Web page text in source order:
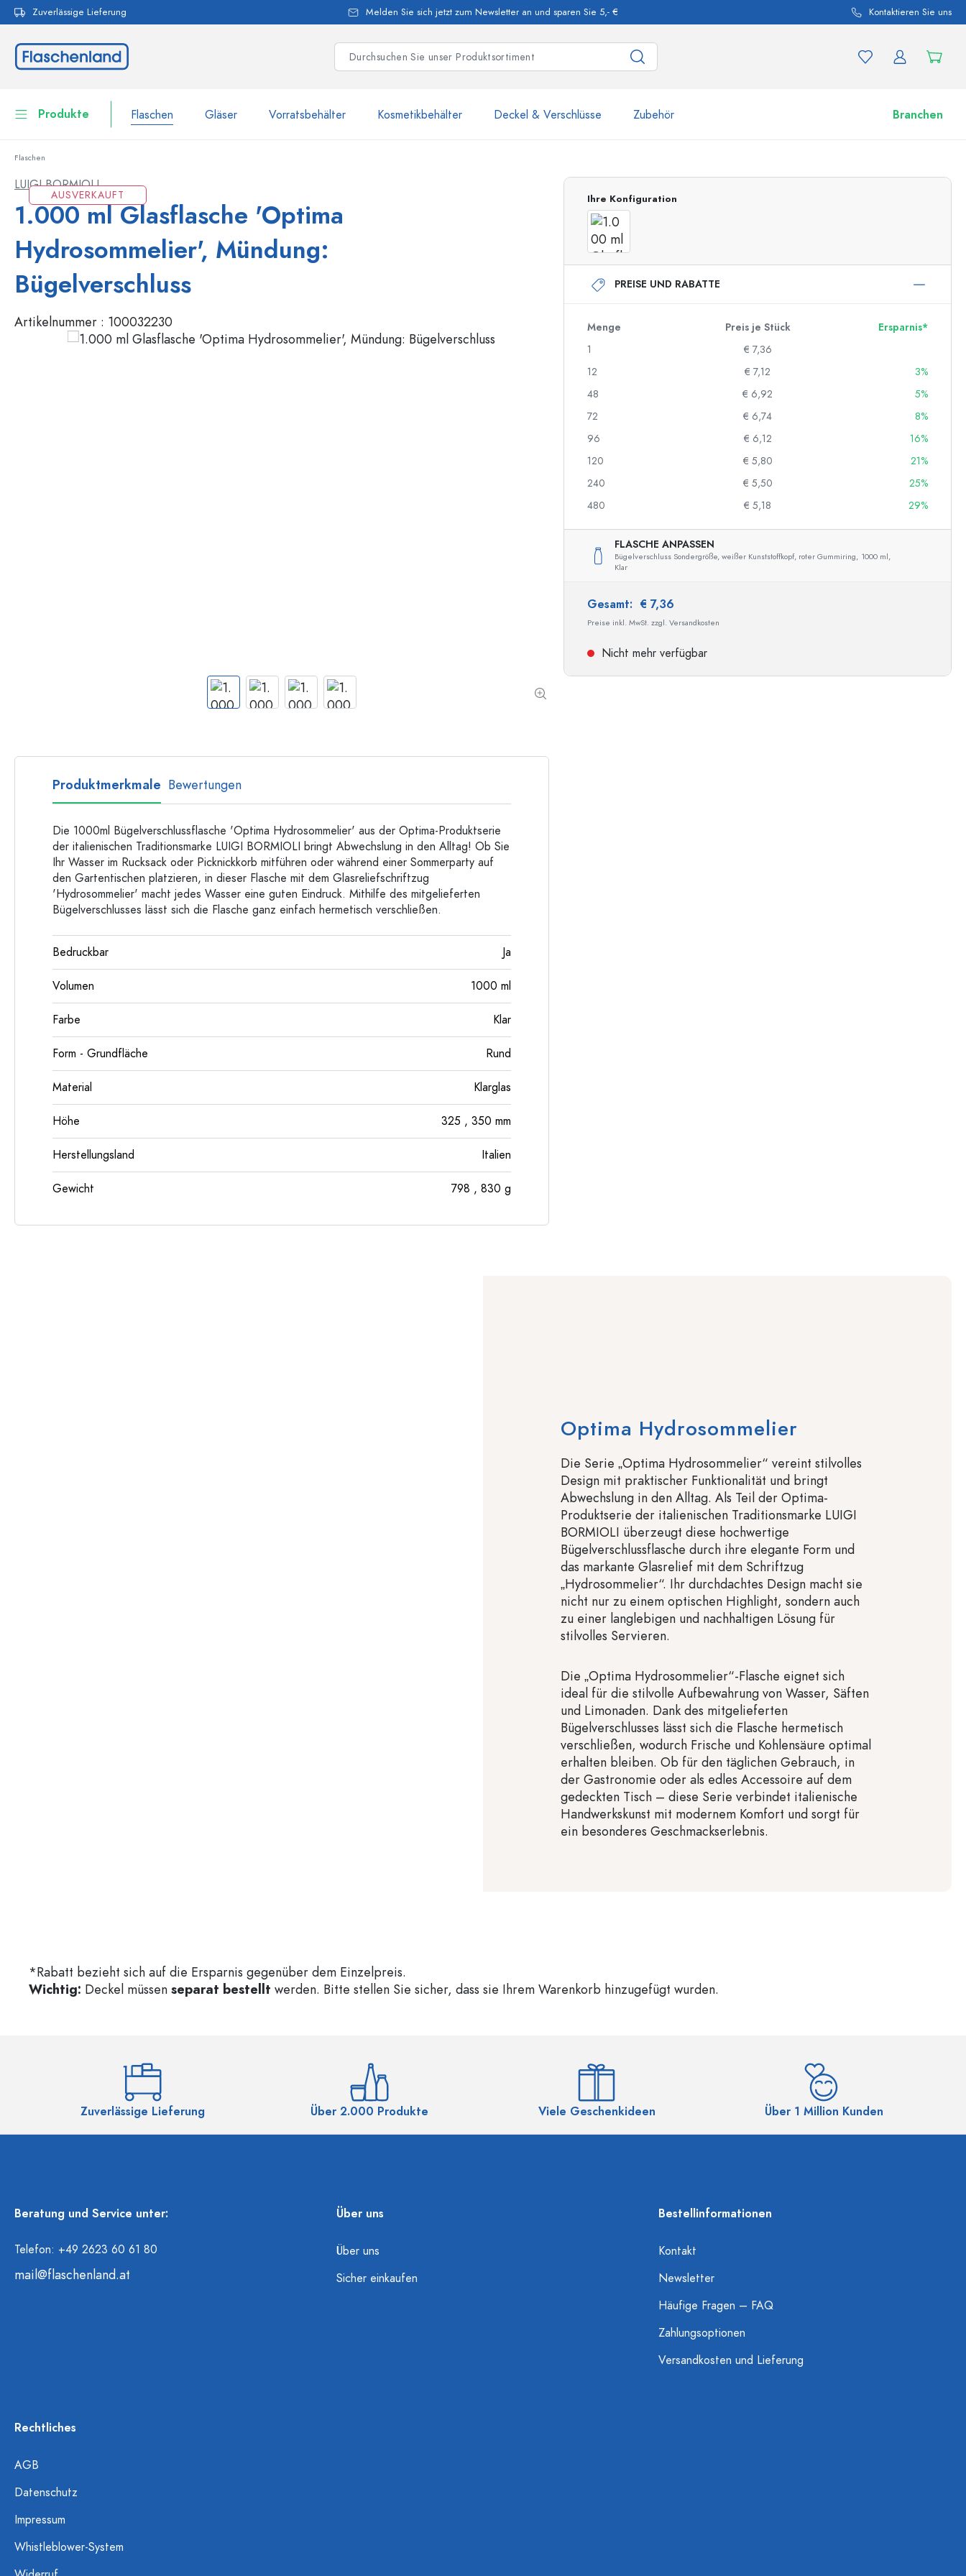
Zur Hauptnavigation springen
Zuverlässige Lieferung Melden Sie sich jetzt zum Newsletter an und sparen Sie 5,- € Kontaktieren Sie uns
Produkte Flaschen Gläser Vorratsbehälter Kosmetikbehälter Deckel & Verschlüsse Zubehör Branchen
Gläser
Kunststoffbehälter
Flaschen nach Marke
WECK-Flaschen
750 ml Flaschen
1000 ml Flaschen
Airless Dispenser
Einmachflaschen
Flaschen mit Motiv
Weihnachtsflaschen
Dekorative Flaschen
Mehrkantflaschen
Zylinderflaschen
Zu den Gläsern
Flaschen
LUIGI BORMIOLI
1.000 ml Glasflasche 'Optima
Hydrosommelier', Mündung:
Bügelverschluss
Artikelnummer : 100032230
AUSVERKAUFT Ihre Konfiguration
PREISE UND RABATTE
Menge Preis je Stück
Ersparnis*
1
€ 7,36
12
€ 7,12
3%
48
€ 6,92
5%
72
€ 6,74
8%
96
€ 6,12
16%
120
€ 5,80
21%
240
€ 5,50
25%
480
€ 5,18 29%
FLASCHE ANPASSEN
Bügelverschluss Sondergröße, weißer Kunststoffkopf, roter Gummiring, 1000 ml,
Klar
Gesamt: € 7,36
Preise inkl. MwSt. zzgl. Versandkosten
Nicht mehr verfügbar
Produktmerkmale Bewertungen
Die 1000ml Bügelverschlussflasche 'Optima Hydrosommelier' aus der Optima-Produktserie
der italienischen Traditionsmarke LUIGI BORMIOLI bringt Abwechslung in den Alltag! Ob Sie
Ihr Wasser im Rucksack oder Picknickkorb mitführen oder während einer Sommerparty auf
den Gartentischen platzieren, in dieser Flasche mit dem Glasreliefschriftzug
'Hydrosommelier' macht jedes Wasser eine guten Eindruck. Mithilfe des mitgelieferten
Bügelverschlusses lässt sich die Flasche ganz einfach hermetisch verschließen.
Bedruckbar Ja
Volumen 1000 ml
Farbe Klar
Form - Grundfläche Rund
Material Klarglas
Höhe 325 , 350 mm
Herstellungsland Italien
Gewicht 798 , 830 g
Optima Hydrosommelier
Die Serie „Optima Hydrosommelier“ vereint stilvolles
Design mit praktischer Funktionalität und bringt
Abwechslung in den Alltag. Als Teil der Optima-
Produktserie der italienischen Traditionsmarke LUIGI
BORMIOLI überzeugt diese hochwertige
Bügelverschlussflasche durch ihre elegante Form und
das markante Glasrelief mit dem Schriftzug
„Hydrosommelier“. Ihr durchdachtes Design macht sie
nicht nur zu einem optischen Highlight, sondern auch
zu einer langlebigen und nachhaltigen Lösung für
stilvolles Servieren.
Die „Optima Hydrosommelier“-Flasche eignet sich
ideal für die stilvolle Aufbewahrung von Wasser, Säften
und Limonaden. Dank des mitgelieferten
Bügelverschlusses lässt sich die Flasche hermetisch
verschließen, wodurch Frische und Kohlensäure optimal
erhalten bleiben. Ob für den täglichen Gebrauch, in
der Gastronomie oder als edles Accessoire auf dem
gedeckten Tisch – diese Serie verbindet italienische
Handwerkskunst mit modernem Komfort und sorgt für
ein besonderes Geschmackserlebnis.
*Rabatt bezieht sich auf die Ersparnis gegenüber dem Einzelpreis.
Wichtig: Deckel müssen separat bestellt werden. Bitte stellen Sie sicher, dass sie Ihrem Warenkorb hinzugefügt wurden.
Zuverlässige Lieferung Über 2.000 Produkte Viele Geschenkideen Über 1 Million Kunden
Beratung und Service unter:
Telefon: +49 2623 60 61 80
mail@flaschenland.at
Über uns
Über uns
Sicher einkaufen
Bestellinformationen
Kontakt
Newsletter
Häufige Fragen – FAQ
Zahlungsoptionen
Versandkosten und Lieferung
Rechtliches
AGB
Datenschutz
Impressum
Whistleblower-System